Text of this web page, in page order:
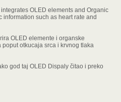
OLED elements and Organic
such as heart rate and
OLED elemente i organske
otkucaja srca i krvnog tlaka
god taj OLED Dispaly čitao i preko